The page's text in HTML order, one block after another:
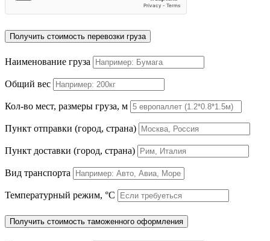
Получить стоимость перевозки груза
Наименование груза
Общий вес
Кол-во мест, размеры груза, м
Пункт отправки (город, страна)
Пункт доставки (город, страна)
Вид транспорта
Температурный режим, °C
Получить стоимость таможенного оформления